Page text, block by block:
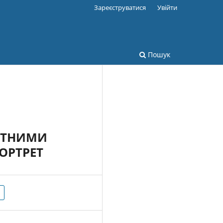
Пошук
Зареєструватися Увійти